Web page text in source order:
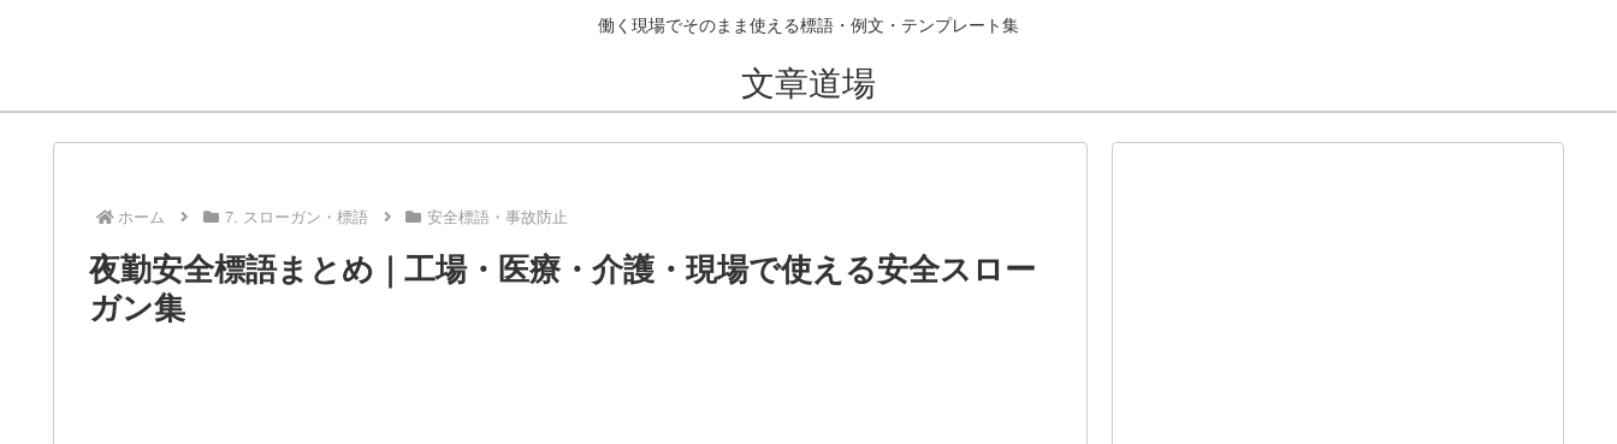
働く現場でそのまま使える標語・例文・テンプレート集
文章道場
ホーム 7. スローガン・標語 安全標語・事故防止
夜勤安全標語まとめ｜工場・医療・介護・現場で使える安全スロー
ガン集